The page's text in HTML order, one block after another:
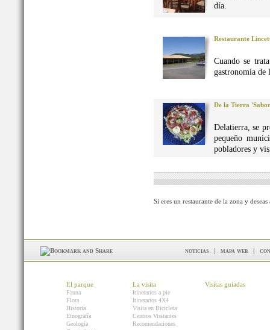
día.
Restaurante
Cuando se
gastronomía de
De la Tierra
Delatierra, se
pequeño
pobladores y
Si eres un restaurante de la zona y
noticias | mapa web |
El parque
Fauna
Flora
Historia
Etnografía
Geología
La visita
Itinerarios a pie
Itinerarios 4X4
Visita en Bicicleta
Centros Visitantes
Recomendaciones
Visitas guiadas